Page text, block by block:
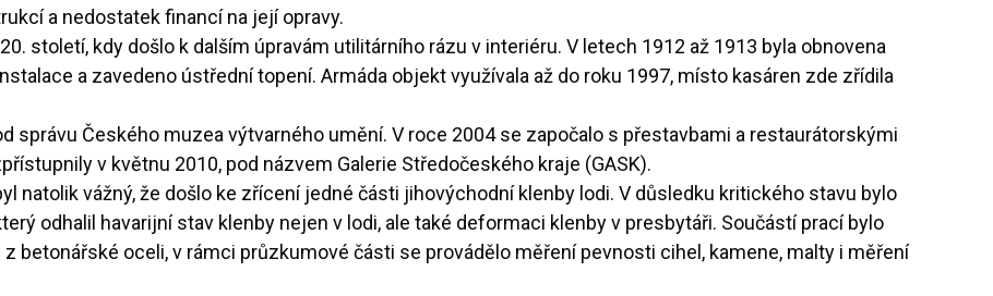
a nedostatek financí na její opravy.
století, kdy došlo k dalším úpravám utilitárního rázu v interiéru. V letech 1912 až 1913 byla obnovena
a zavedeno ústřední topení. Armáda objekt využívala až do roku 1997, místo kasáren zde zřídila
správu Českého muzea výtvarného umění. V roce 2004 se započalo s přestavbami a restaurátorskými
v květnu 2010, pod názvem Galerie Středočeského kraje (GASK).
natolik vážný, že došlo ke zřícení jedné části jihovýchodní klenby lodi. V důsledku kritického stavu bylo
odhalil havarijní stav klenby nejen v lodi, ale také deformaci klenby v presbytáři. Součástí prací bylo
betonářské oceli, v rámci průzkumové části se provádělo měření pevnosti cihel, kamene, malty i měření